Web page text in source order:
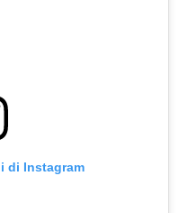
di Instagram